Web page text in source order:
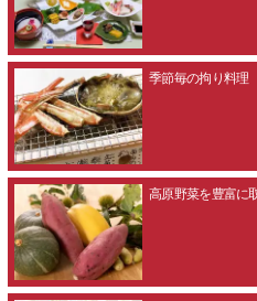
季節毎の拘り料理
高原野菜を豊富に